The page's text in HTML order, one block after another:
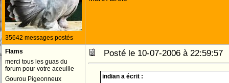
35642 messages postés
Flams
merci tous les guas du
forum pour votre aceuille
Gourou Pigeonneux
Posté le 10-07-2006 à
indian a écrit :